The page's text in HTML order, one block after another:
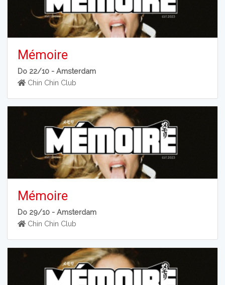
Mémoire
Do 22/10 -Amsterdam
Chin Chin Club
Mémoire
Do 29/10 -Amsterdam
Chin Chin Club